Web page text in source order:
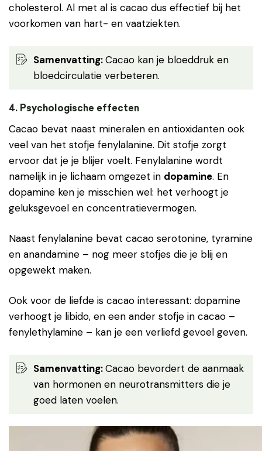
cholesterol. Al met al is cacao dus effectief bij het
voorkomen van hart- en vaatziekten.
Samenvatting:Cacao kan je bloeddruk en
bloedcirculatie verbeteren.
4. Psychologische effecten
Cacao bevat naast mineralen en antioxidanten ook
veel van het stofje fenylalanine. Dit stofje zorgt
ervoor dat je je blijer voelt. Fenylalanine wordt
namelijk in je lichaam omgezet in dopamine. En
dopamine ken je misschien wel: het verhoogt je
geluksgevoel en concentratievermogen.
Naast fenylalanine bevat cacao serotonine, tyramine
en anandamine – nog meer stofjes die je blij en
opgewekt maken.
Ook voor de liefde is cacao interessant: dopamine
verhoogt je libido, en een ander stofje in cacao –
fenylethylamine – kan je een verliefd gevoel geven.
Samenvatting:Cacao bevordert de aanmaak
van hormonen en neurotransmitters die je
goed laten voelen.